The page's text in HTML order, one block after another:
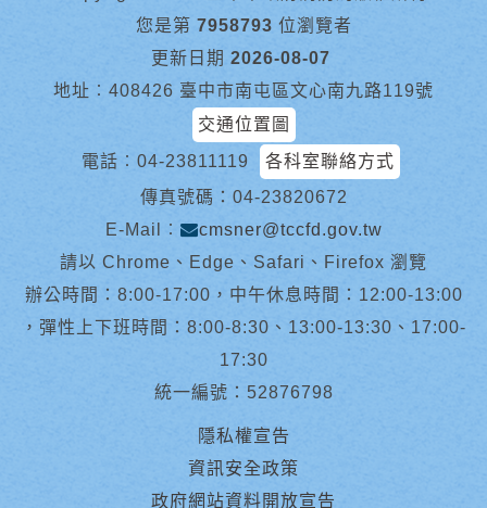
您是第 7958793 位瀏覽者
更新日期 2026-08-07
地址︰408426 臺中市南屯區文心南九路119號
交通位置圖
電話︰ 04-23811119
各科室聯絡方式
傳真號碼：04-23820672
E-Mail︰
cmsner@tccfd.gov.tw
請以 Chrome、Edge、Safari、Firefox 瀏覽
辦公時間：8:00-17:00，中午休息時間：12:00-13:00
，彈性上下班時間：8:00-8:30、13:00-13:30、17:00-
17:30
統一編號：52876798
隱私權宣告
資訊安全政策
政府網站資料開放宣告